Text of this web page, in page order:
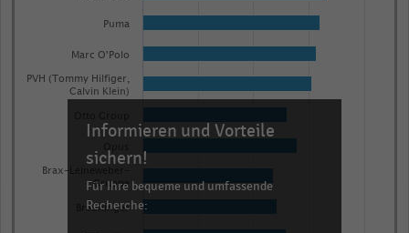
1
displaying
categories.
Puma
Marc O'Polo
PVH (Tommy Hilfiger,
Calvin Klein)
Brax-Leineweber-
Gruppe
Breuninger
Informieren und Vorteile
sichern!
Für Ihre bequeme und umfassende
Recherche: